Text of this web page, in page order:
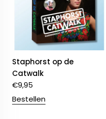
Staphorst op de
Catwalk
€9,95
Bestellen